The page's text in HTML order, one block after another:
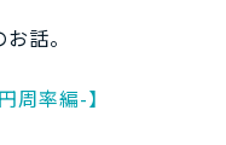
話。
周率編-】